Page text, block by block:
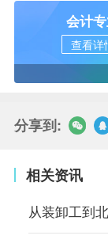
会计
查看详
分享到:
相关资讯